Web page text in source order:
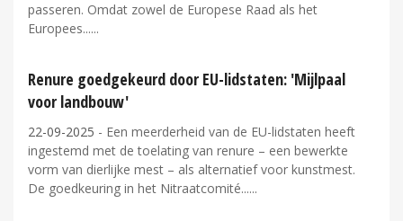
passeren. Omdat zowel de Europese Raad als het
Europees...
Renure goedgekeurd door EU-lidstaten: 'Mijlpaal
voor landbouw'
22-09-2025 - Een meerderheid van de EU-lidstaten heeft
ingestemd met de toelating van renure – een bewerkte
vorm van dierlijke mest – als alternatief voor kunstmest.
De goedkeuring in het Nitraatcomité...